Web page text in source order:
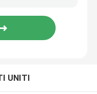
UNITI